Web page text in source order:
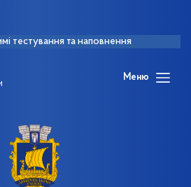
тестування та наповнення
Меню